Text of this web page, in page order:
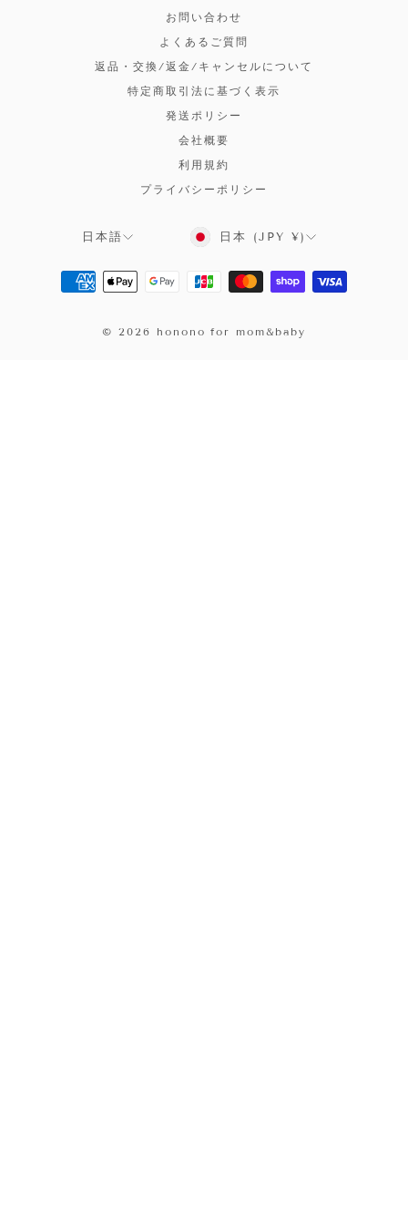
お問い合わせ
よくあるご質問
返品・交換/返金/キャンセルについて
特定商取引法に基づく表示
発送ポリシー
会社概要
利用規約
プライバシーポリシー
言
日本語 日本 (JPY ¥)
© 2026 honono for mom&baby